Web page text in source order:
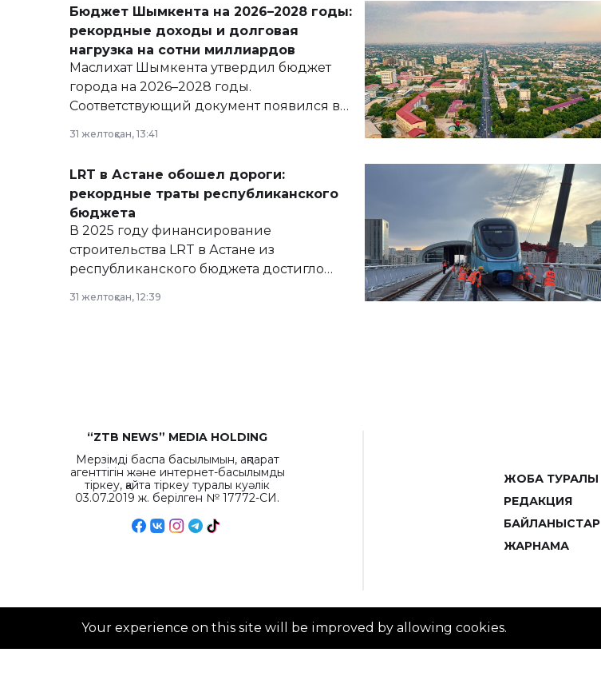
Бюджет Шымкента на 2026–2028 годы:
рекордные доходы и долговая
нагрузка на сотни миллиардов
Маслихат Шымкента утвердил бюджет
города на 2026–2028 годы.
Соответствующий документ появился в
сайте маслихат города.
31 желтоқсан, 13:41
LRT в Астане обошел дороги:
рекордные траты республиканского
бюджета
В 2025 году финансирование
строительства LRT в Астане из
республиканского бюджета достигло
31 желтоқсан, 12:39
“ZTB NEWS” MEDIA HOLDING
Мерзімді баспа басылымын, ақпарат
агенттігін және интернет-басылымды
тіркеу, қайта тіркеу туралы куәлік
03.07.2019 ж. берілген № 17772-СИ.
ЖОБА ТУРАЛЫ
РЕДАКЦИЯ
БАЙЛАНЫСТАР
ЖАРНАМА
Your experience on this site will be improved by allowing cookies.